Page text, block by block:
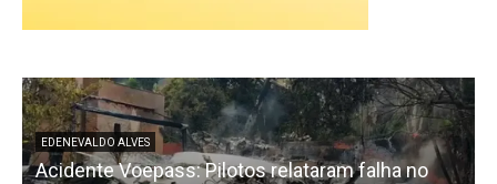
EDENEVALDO ALVES
Acidente Voepass: Pilotos relataram falha no